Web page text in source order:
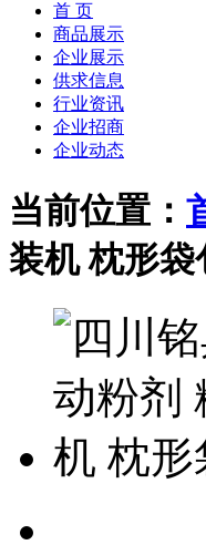
首 页
商品展示
企业展示
供求信息
行业资讯
企业招商
企业动态
当前位置：
装机 枕形袋